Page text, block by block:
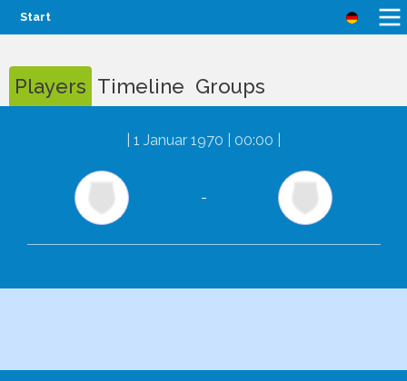
Start
Players Timeline Groups
1 Januar 1970 | 00:00
-